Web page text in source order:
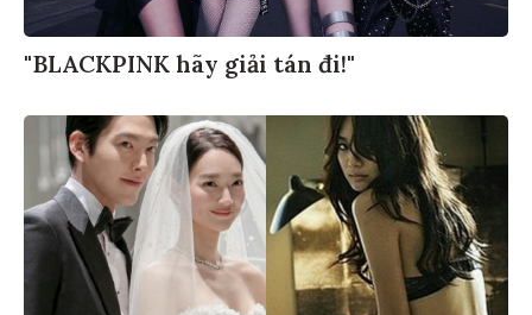
"BLACKPINK hãy giải tán đi!"